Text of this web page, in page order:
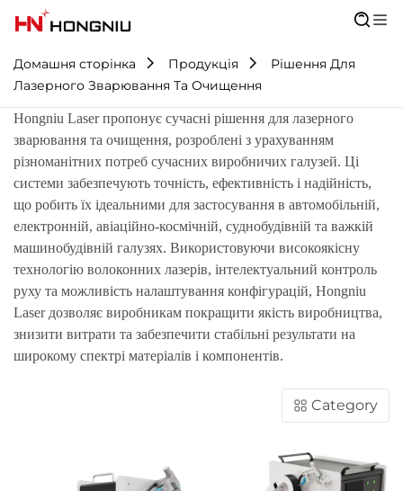
Домашня сторінка Продукція
Рішення Для
Лазерного Зварювання Та Очищення
Hongniu Laser пропонує сучасні рішення для лазерного
зварювання та очищення, розроблені з урахуванням
різноманітних потреб сучасних виробничих галузей. Ці
системи забезпечують точність, ефективність і надійність,
що робить їх ідеальними для застосування в автомобільній,
електронній, авіаційно-космічній, суднобудівній та важкій
машинобудівній галузях. Використовуючи високоякісну
технологію волоконних лазерів, інтелектуальний контроль
руху та можливість налаштування конфігурацій, Hongniu
Laser дозволяє виробникам покращити якість виробництва,
знизити витрати та забезпечити стабільні результати на
широкому спектрі матеріалів і компонентів.
Category